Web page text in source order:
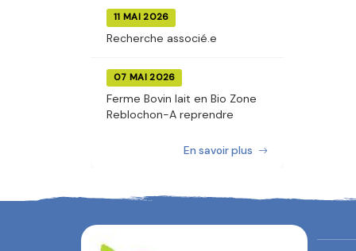
11 MAI 2026
Recherche associé.e
07 MAI 2026
Ferme Bovin lait en Bio Zone
Reblochon-A reprendre
En savoir plus